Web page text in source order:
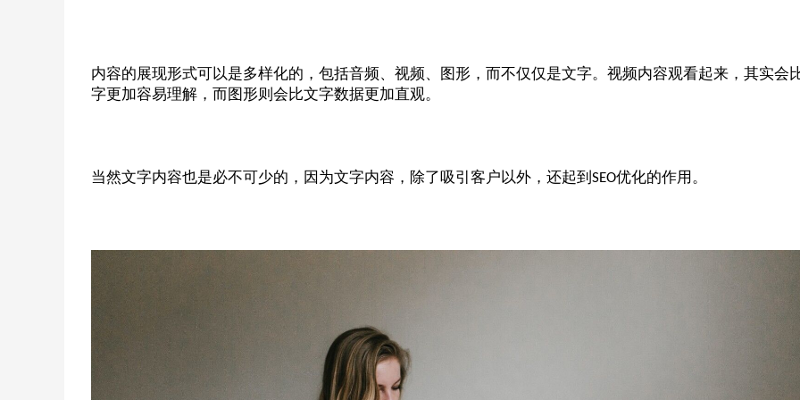
内容的展现形式可以是多样化的，包括音频、视频、图形，而不仅仅是文字。视频内容观看起来，其实会
字更加容易理解，而图形则会比文字数据更加直观。
当然文字内容也是必不可少的，因为文字内容，除了吸引客户以外，还起到 SEO优化的作用。